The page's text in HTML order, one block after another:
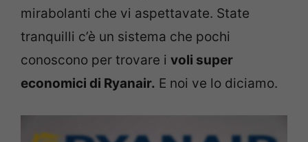
mirabolanti che vi aspettavate. State
tranquilli c’è un sistema che pochi
conoscono per trovare i voli super
economici di Ryanair. E noi ve lo diciamo.